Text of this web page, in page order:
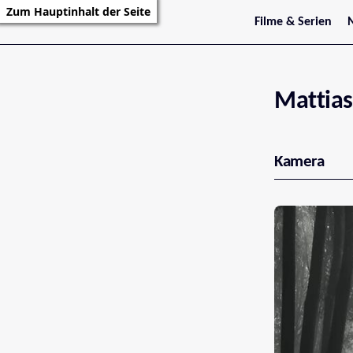
Zum Hauptinhalt der Seite
Filme & Serien
Trailer
Serienarchiv
Kamera